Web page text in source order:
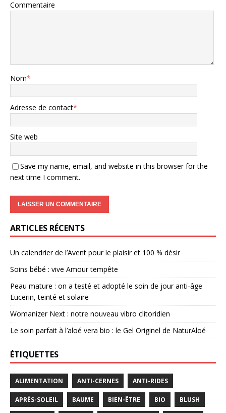
Commentaire
Nom*
Adresse de contact*
Site web
Save my name, email, and website in this browser for the
next time I comment.
ARTICLES RÉCENTS
Un calendrier de l’Avent pour le plaisir et 100 % désir
Soins bébé : vive Amour tempête
Peau mature : on a testé et adopté le soin de jour anti-âge
Eucerin, teinté et solaire
Womanizer Next : notre nouveau vibro clitoridien
Le soin parfait à l’aloé vera bio : le Gel Originel de NaturAloé
ÉTIQUETTES
ALIMENTATION ANTI-CERNES ANTI-RIDES
APRÈS-SOLEIL BAUME BIEN-ÊTRE BIO BLUSH